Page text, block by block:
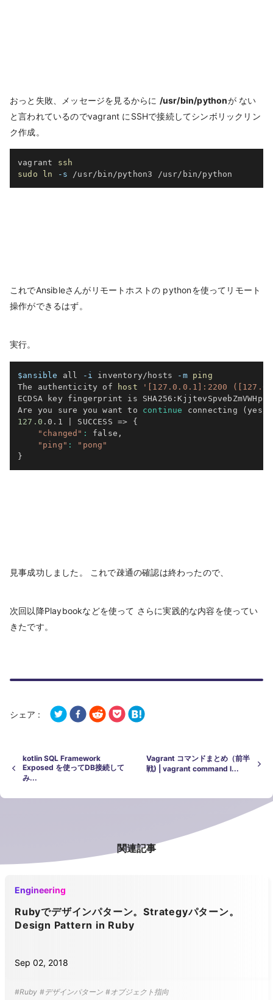
おっと失敗、メッセージを見るからに /usr/bin/pythonが ない
と言われているのでvagrant にSSHで接続してシンボリックリン
ク作成。
vagrant ssh
sudo
ln -s
これでAnsibleさんがリモートホストの pythonを使ってリモート
操作ができるはず。
実行。
$ansible all -i inventory/hosts -m
ping
The authenticity of
host
'[127.0.0.1]:2200
ECDSA key fingerprint is
Are you sure you want to continue connecting (yes/
127.0 .0.1 SUCCESS =>
{
"changed" :
false,
"ping" :
"pong"
}
見事成功しました。 これで疎通の確認は終わったので、
次回以降Playbookなどを使って さらに実践的な内容を使ってい
きたです。
シェア :
kotlin SQL Framework
Exposed を使ってDB接続して
み...
Vagrant コマンドまとめ（前半
戦) | vagrant command l...
関連記事
Engineering
Rubyでデザインパターン。Strategyパターン。
Design Pattern in Ruby
Sep 02, 2018
#Ruby #デザインパターン #オブジェクト指向